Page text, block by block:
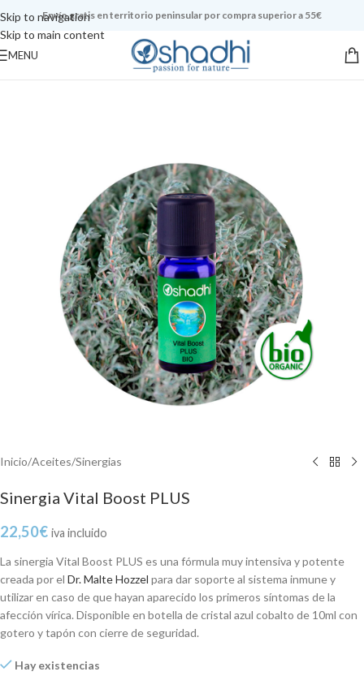
Skip to navigation
Skip to main content
Envío gratis en territorio peninsular por compra superior a 55€
MENU
Inicio/Aceites/Sinergias
Sinergia Vital Boost PLUS
22,50€ iva incluido
La sinergia Vital Boost PLUS es una fórmula muy intensiva y potente
creada por el Dr. Malte Hozzel para dar soporte al sistema inmune y
utilizar en caso de que hayan aparecido los primeros síntomas de la
afección vírica. Disponible en botella de cristal azul cobalto de 10ml con
gotero y tapón con cierre de seguridad.
Hay existencias